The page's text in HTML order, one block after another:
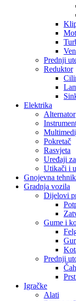
Prednji
Reduktor
Elektrika
Alternator
Pokretač
Rasvjeta
Uređaji
Utikači i
Gnojevna
Gradnja vozila
Dijelovi
Gume i
Prednji
Igračke
Alati